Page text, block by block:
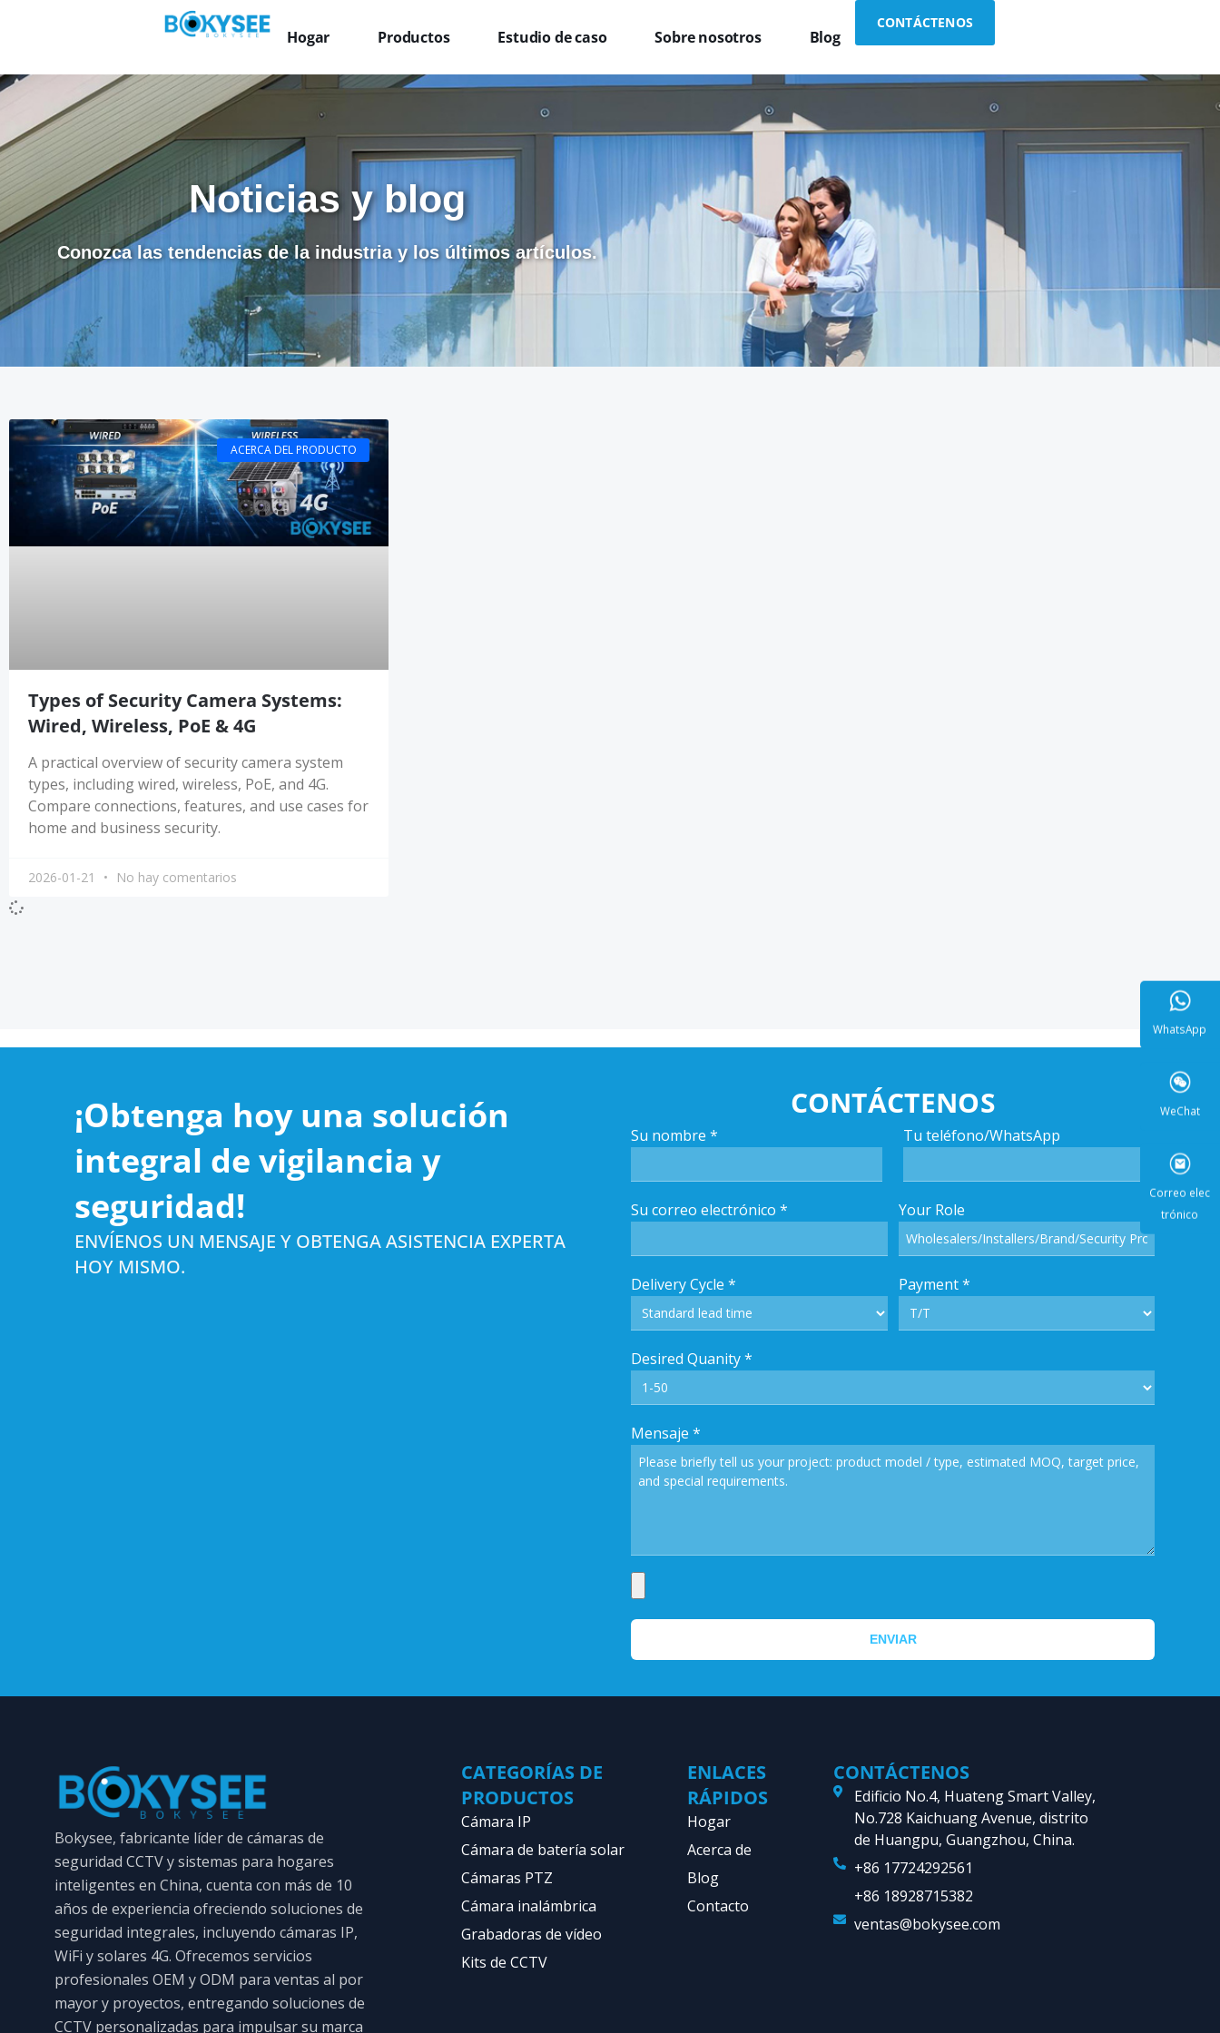
Hogar Productos Estudio de caso Sobre nosotros Blog
CONTÁCTENOS
Noticias y blog
Conozca las tendencias de la industria y los últimos artículos.
ACERCA DEL PRODUCTO
Types of Security Camera Systems:
Wired, Wireless, PoE & 4G
A practical overview of security camera system
types, including wired, wireless, PoE, and 4G.
Compare connections, features, and use cases for
home and business security.
2026-01-21 No hay comentarios
¡Obtenga hoy una solución
integral de vigilancia y
seguridad!
ENVÍENOS UN MENSAJE Y OBTENGA ASISTENCIA EXPERTA
HOY MISMO.
CONTÁCTENOS
Su nombre * Tu teléfono/WhatsApp
Su correo electrónico * Your Role
Delivery Cycle * Payment *
Desired Quanity *
Mensaje *
ENVIAR
Bokysee, fabricante líder de cámaras de
seguridad CCTV y sistemas para hogares
inteligentes en China, cuenta con más de 10
años de experiencia ofreciendo soluciones de
seguridad integrales, incluyendo cámaras IP,
WiFi y solares 4G. Ofrecemos servicios
profesionales OEM y ODM para ventas al por
mayor y proyectos, entregando soluciones de
CCTV personalizadas para impulsar su marca
CATEGORÍAS DE
PRODUCTOS
Cámara IP
Cámara de batería solar
Cámaras PTZ
Cámara inalámbrica
Grabadoras de vídeo
Kits de CCTV
ENLACES
RÁPIDOS
Hogar
Acerca de
Blog
Contacto
CONTÁCTENOS
Edificio No.4, Huateng Smart Valley,
No.728 Kaichuang Avenue, distrito
de Huangpu, Guangzhou, China.
+86 17724292561
+86 18928715382
ventas@bokysee.com
Correo